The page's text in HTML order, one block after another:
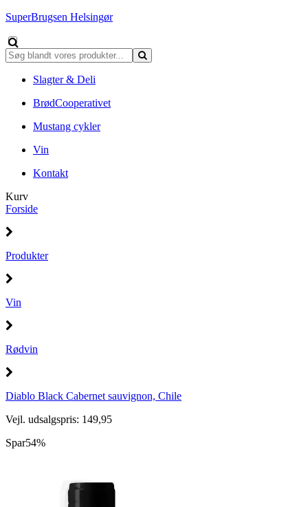
SuperBrugsen Helsingør
Slagter & Deli
BrødCooperativet
Mustang cykler
Vin
Kontakt
Kurv
Forside
Produkter
Vin
Rødvin
Diablo Black Cabernet sauvignon, Chile
Vejl. udsalgspris: 149,95
Spar54%